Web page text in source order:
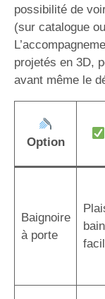
possibilité de
(sur catalogue
projetés en 3D,
avant même le
Option
Baignoire
à porte